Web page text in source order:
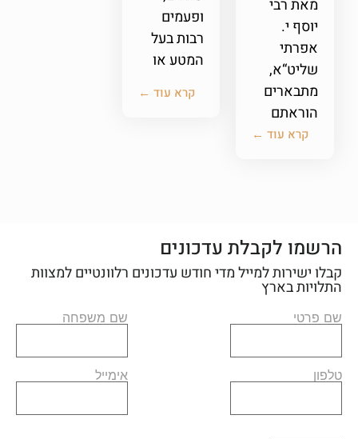
מאת רבי
יוסף י.
אפרתי
שליט“א,
מתבארים
הוראתם
קרא עוד ←
ופעמים
רבות בעל
המטע או
קרא עוד ←
הרשמו לקבלת עדכונים
קבלו ישירות למייל מדי חודש עדכונים רלוונטיים למצוות
התלויות בארץ
שם פרטי שם משפחה
טלפון אימייל